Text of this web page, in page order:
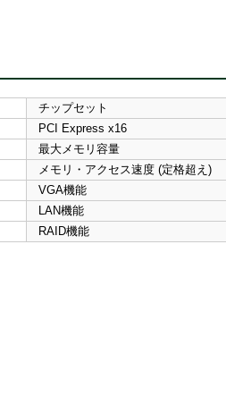
チップセット
PCI Express x16
最大メモリ容量
メモリ・アクセス速度 (定格超え)
VGA機能
LAN機能
RAID機能